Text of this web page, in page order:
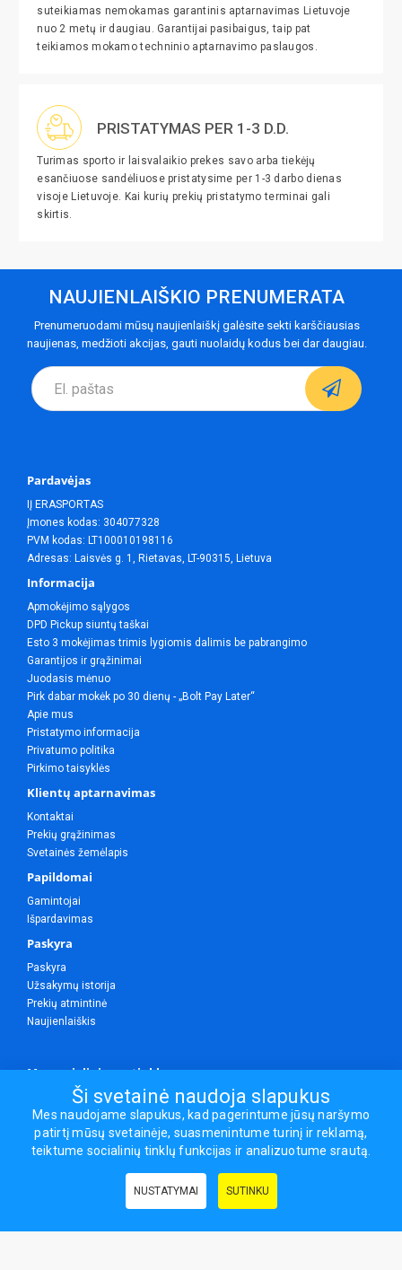
suteikiamas nemokamas garantinis aptarnavimas Lietuvoje
nuo 2 metų ir daugiau. Garantijai pasibaigus, taip pat
teikiamos mokamo techninio aptarnavimo paslaugos.
PRISTATYMAS PER 1-3 D.D.
Turimas sporto ir laisvalaikio prekes savo arba tiekėjų
esančiuose sandėliuose pristatysime per 1-3 darbo dienas
visoje Lietuvoje. Kai kurių prekių pristatymo terminai gali
skirtis.
NAUJIENLAIŠKIO PRENUMERATA
Prenumeruodami mūsų naujienlaiškį galėsite sekti karščiausias
naujienas, medžioti akcijas, gauti nuolaidų kodus bei dar daugiau.
Pardavėjas
IĮ ERASPORTAS
Įmones kodas: 304077328
PVM kodas: LT100010198116
Adresas: Laisvės g. 1, Rietavas, LT-90315, Lietuva
Informacija
Apmokėjimo sąlygos
DPD Pickup siuntų taškai
Esto 3 mokėjimas trimis lygiomis dalimis be pabrangimo
Garantijos ir grąžinimai
Juodasis mėnuo
Pirk dabar mokėk po 30 dienų - „Bolt Pay Later“
Apie mus
Pristatymo informacija
Privatumo politika
Pirkimo taisyklės
Klientų aptarnavimas
Kontaktai
Prekių grąžinimas
Svetainės žemėlapis
Papildomai
Gamintojai
Išpardavimas
Paskyra
Paskyra
Užsakymų istorija
Prekių atmintinė
Naujienlaiškis
Mes socialiniuose tinkluose
Visos teisės saugomos.
Sporto ir laisvalaikio prekės, maisto papildai - erasportas.lt © 2026
Ši svetainė naudoja slapukus
Mes naudojame slapukus, kad pagerintume jūsų naršymo
patirtį mūsų svetainėje, suasmenintume turinį ir reklamą,
teiktume socialinių tinklų funkcijas ir analizuotume srautą.
NUSTATYMAI SUTINKU